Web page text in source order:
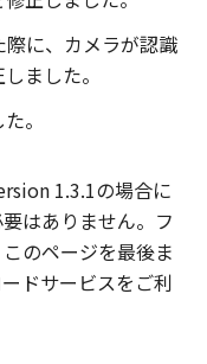
に、カメラが認識
ました。
。
1.3.1の場合に
はありません。フ
のページを最後ま
ドサービスをご利